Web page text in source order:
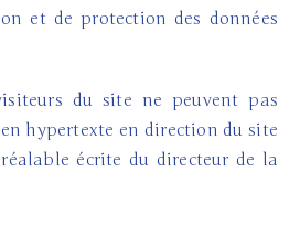
et de protection des données
du site ne peuvent pas
hypertexte en direction du site
écrite du directeur de la